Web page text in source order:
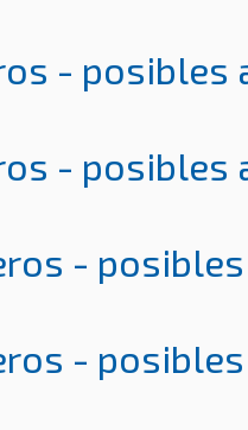
- posibles
- posibles
-
-